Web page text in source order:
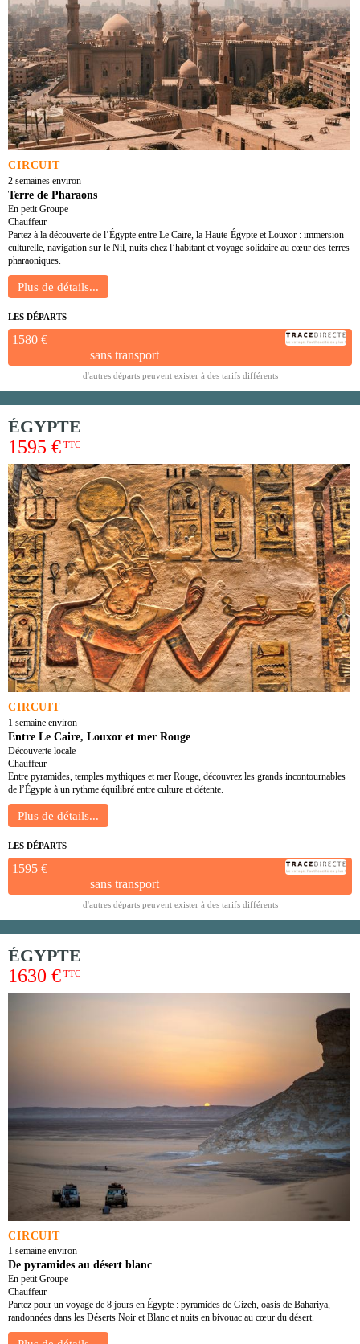
CIRCUIT
2 semaines environ
Terre de Pharaons
En petit Groupe
Chauffeur
Partez à la découverte de l’Égypte entre Le Caire, la Haute-Égypte et Louxor : immersion
culturelle, navigation sur le Nil, nuits chez l’habitant et voyage solidaire au cœur des terres
pharaoniques.
LES DÉPARTS
1580 €
sans transport
d'autres départs peuvent exister à des tarifs différents
ÉGYPTE
1595 € TTC
CIRCUIT
1 semaine environ
Entre Le Caire, Louxor et mer Rouge
Découverte locale
Chauffeur
Entre pyramides, temples mythiques et mer Rouge, découvrez les grands incontournables
de l’Égypte à un rythme équilibré entre culture et détente.
LES DÉPARTS
1595 €
sans transport
d'autres départs peuvent exister à des tarifs différents
ÉGYPTE
1630 € TTC
CIRCUIT
1 semaine environ
De pyramides au désert blanc
En petit Groupe
Chauffeur
Partez pour un voyage de 8 jours en Égypte : pyramides de Gizeh, oasis de Bahariya,
randonnées dans les Déserts Noir et Blanc et nuits en bivouac au cœur du désert.